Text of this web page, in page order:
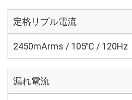
定格リプル電流
2450mArms / 105℃ / 120Hz
漏れ電流